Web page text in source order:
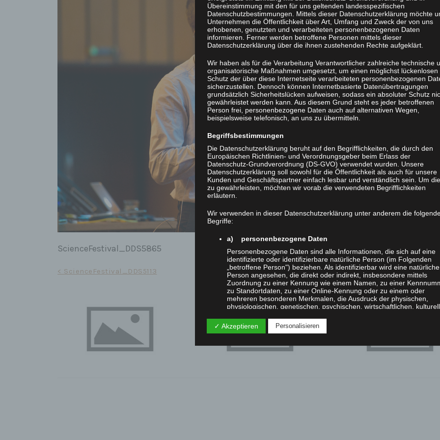
ScienceFestival_DDS5865
Beitrags-
< ScienceFestival_DDS5113
Übereinstimmung mit den für uns geltenden landesspezifischen
Datenschutzbestimmungen. Mittels dieser Datenschutzerklärung möchte
Unternehmen die Öffentlichkeit über Art, Umfang und Zweck der von uns
erhobenen, genutzten und verarbeiteten personenbezogenen Daten
informieren. Ferner werden betroffene Personen mittels dieser
Datenschutzerklärung über die ihnen zustehenden Rechte aufgeklärt.
Wir haben als für die Verarbeitung Verantwortlicher zahlreiche technische
organisatorische Maßnahmen umgesetzt, um einen möglichst lückenlosen
Schutz der über diese Internetseite verarbeiteten personenbezogenen
sicherzustellen. Dennoch können Internetbasierte Datenübertragungen
grundsätzlich Sicherheitslücken aufweisen, sodass ein absoluter Schutz
gewährleistet werden kann. Aus diesem Grund steht es jeder betroffenen
Person frei, personenbezogene Daten auch auf alternativen Wegen,
beispielsweise telefonisch, an uns zu übermitteln.
Begriffsbestimmungen
Die Datenschutzerklärung beruht auf den Begrifflichkeiten, die durch den
Europäischen Richtlinien- und Verordnungsgeber beim Erlass der
Datenschutz-Grundverordnung (DS-GVO) verwendet wurden. Unsere
Datenschutzerklärung soll sowohl für die Öffentlichkeit als auch für unsere
Kunden und Geschäftspartner einfach lesbar und verständlich sein. Um
zu gewährleisten, möchten wir vorab die verwendeten Begrifflichkeiten
erläutern.
Wir verwenden in dieser Datenschutzerklärung unter anderem die
Begriffe:
a) personenbezogene Daten
Personenbezogene Daten sind alle Informationen, die sich auf eine
identifizierte oder identifizierbare natürliche Person (im Folgenden
„betroffene Person") beziehen. Als identifizierbar wird eine natürliche
Person angesehen, die direkt oder indirekt, insbesondere mittels
Zuordnung zu einer Kennung wie einem Namen, zu einer
zu Standortdaten, zu einer Online-Kennung oder zu einem oder
mehreren besonderen Merkmalen, die Ausdruck der physischen,
physiologischen, genetischen, psychischen, wirtschaftlichen,
werden kann.
Betroffene Person ist jede identifizierte oder identifizierbare natürliche
✓ Akzeptieren Personalisieren